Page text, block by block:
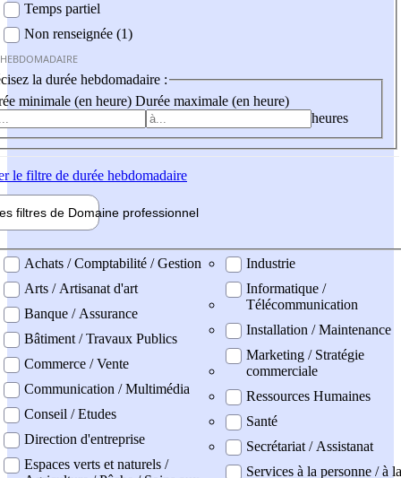
Temps partiel
Non renseignée (1)
la durée hebdomadaire :
minimale (en heure) Durée maximale (en heure)
heures
le filtre de durée hebdomadaire
filtres de Domaine professionnel
professionel
Achats / Comptabilité / Gestion
Arts / Artisanat d'art
Banque / Assurance
Bâtiment / Travaux Publics
Commerce / Vente
Communication / Multimédia
Conseil / Etudes
Direction d'entreprise
Espaces verts et naturels /
Industrie
Informatique /
Télécommunication
Installation / Maintenance
Marketing / Stratégie
commerciale
Ressources Humaines
Santé
Secrétariat / Assistanat
Services à la personne / à la